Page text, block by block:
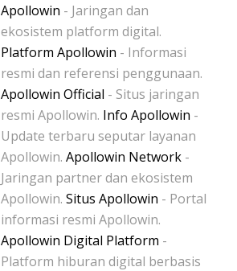
Apollowin - Jaringan dan
ekosistem platform digital.
Platform Apollowin - Informasi
resmi dan referensi penggunaan.
Apollowin Official - Situs jaringan
resmi Apollowin. Info Apollowin -
Update terbaru seputar layanan
Apollowin. Apollowin Network -
Jaringan partner dan ekosistem
Apollowin. Situs Apollowin - Portal
informasi resmi Apollowin.
Apollowin Digital Platform -
Platform hiburan digital berbasis